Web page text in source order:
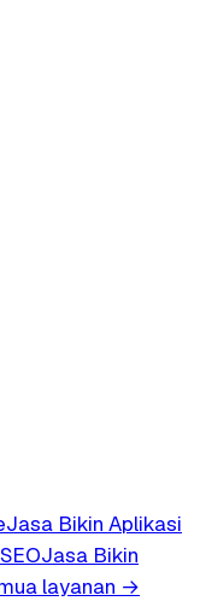
Jasa Bikin Aplikasi
Jasa Bikin
layanan →